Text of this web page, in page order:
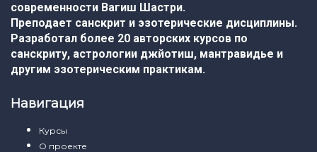
современности Вагиш Шастри.
Преподает санскрит и эзотерические дисциплины.
Разработал более 20 авторских курсов по
санскриту, астрологии джйотиш, мантравидье и
другим эзотерическим практикам.
Навигация
Курсы
О проекте